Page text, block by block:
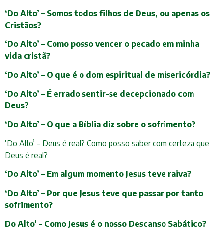
‘Do Alto’ – Somos todos filhos de Deus, ou apenas os
Cristãos?
‘Do Alto’ – Como posso vencer o pecado em minha
vida cristã?
‘Do Alto’ – O que é o dom espiritual de misericórdia?
‘Do Alto’ – É errado sentir-se decepcionado com
Deus?
‘Do Alto’ – O que a Bíblia diz sobre o sofrimento?
‘Do Alto’ – Deus é real? Como posso saber com certeza que
Deus é real?
‘Do Alto’ – Em algum momento Jesus teve raiva?
‘Do Alto’ – Por que Jesus teve que passar por tanto
sofrimento?
Do Alto’ – Como Jesus é o nosso Descanso Sabático?